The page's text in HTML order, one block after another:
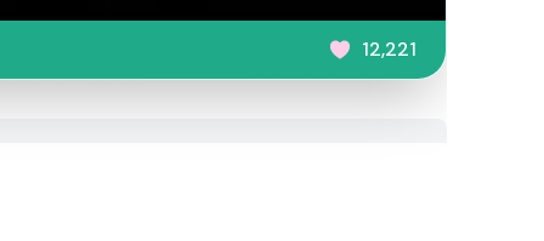
12,221